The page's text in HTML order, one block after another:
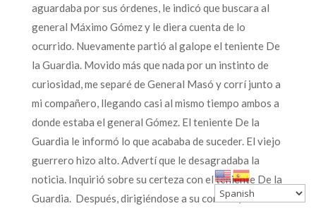
aguardaba por sus órdenes, le indicó que buscara al
general Máximo Gómez y le diera cuenta de lo
ocurrido. Nuevamente partió al galope el teniente De
la Guardia. Movido más que nada por un instinto de
curiosidad, me separé de General Masó y corrí junto a
mi compañero, llegando casi al mismo tiempo ambos a
donde estaba el general Gómez. El teniente De la
Guardia le informó lo que acababa de suceder. El viejo
guerrero hizo alto. Advertí que le desagradaba la
noticia. Inquirió sobre su certeza con el teniente De la
Guardia. Después, dirigiéndose a su corneta, le